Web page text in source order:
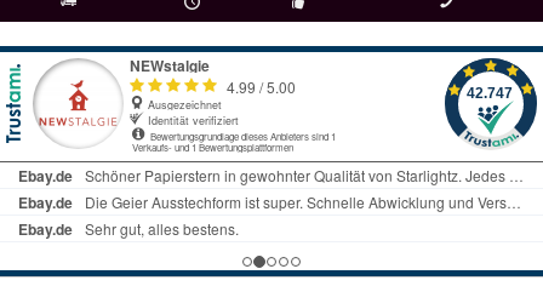
ab € 69 Bestellwert seit 98 Jahren Fachgeschäft + telefonisch erreichbar
09497 1511